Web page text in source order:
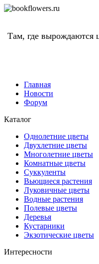
Там, где
Главная
Новости
Форум
Каталог
Однолетние цветы
Двухлетние цветы
Многолетние цветы
Комнатные цветы
Суккуленты
Вьющиеся растения
Луковичные цветы
Водные растения
Полевые цветы
Деревья
Кустарники
Экзотические цветы
Интересности